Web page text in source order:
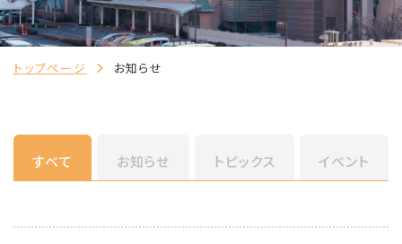
トップページ お知らせ
すべて お知らせ トピックス イベント